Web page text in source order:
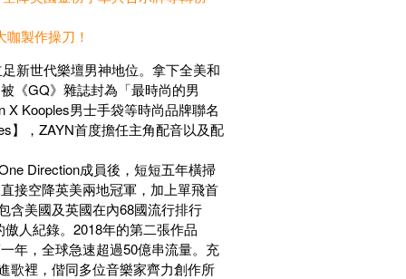
製作操刀！
新世代樂壇男神地位。拿下全美和
《GQ》雜誌封為「最時尚的男
X Kooples男士手袋等時尚品牌聯名
】，ZAYN首度擔任主角配音以及配
Direction成員後，短短五年橫掃
接空降英美兩地冠軍，加上單飛首
含美國及英國在內68國流行排行
人紀錄。2018年的第二張作品
年，全球急速超過50億串流量。充
歌裡，偕同多位音樂家齊力創作所